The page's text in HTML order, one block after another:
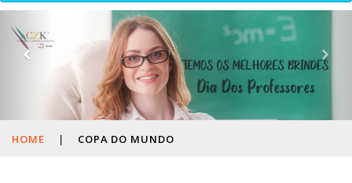
HOME | COPA DO MUNDO